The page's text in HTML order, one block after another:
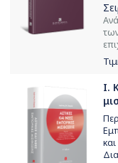
Ι.